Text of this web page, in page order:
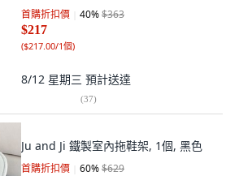
首購折扣價 40%$363
$217
($217.00/1個)
8/12 星期三 預計送達
(37)
Ju and Ji 鐵製室內拖鞋架, 1個, 黑色
首購折扣價 60%$629